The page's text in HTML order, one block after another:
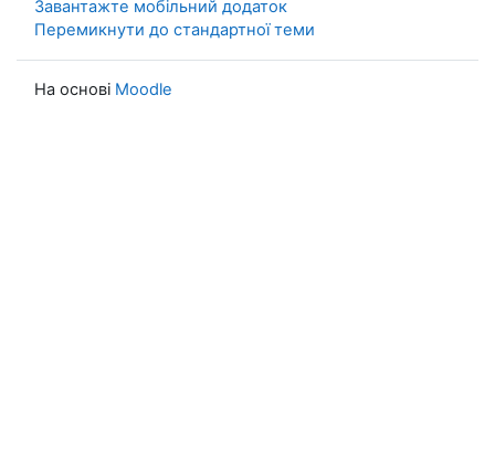
Завантажте мобільний додаток
Перемикнути до стандартної теми
На основі Moodle